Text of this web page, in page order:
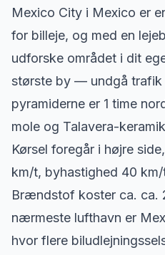
Mexico City i Mexico er
for billeje, og med en
udforske området i dit
største by — undgå trafik
pyramiderne er 1 time
mole og Talavera-
Kørsel foregår i højre
km/t, byhastighed 40
Brændstof koster ca. ca.
nærmeste lufthavn er
hvor flere